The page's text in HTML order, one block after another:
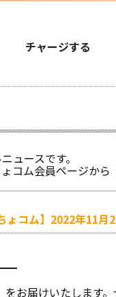
チャージする
ュースです。
コム会員ページから
コム】2022年11月
お届けいたします。